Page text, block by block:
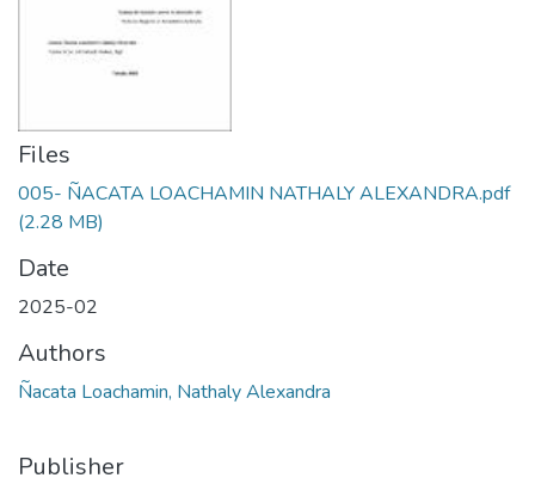
Files
005- ÑACATA LOACHAMIN NATHALY ALEXANDRA.pdf
(2.28 MB)
Date
2025-02
Authors
Ñacata Loachamin, Nathaly Alexandra
Publisher